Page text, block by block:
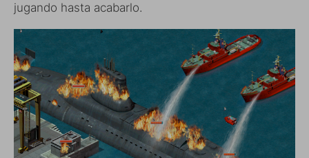
jugando hasta acabarlo.